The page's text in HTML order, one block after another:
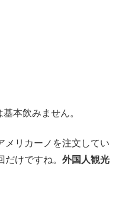
本飲みません。
メリカーノを注文してい
けですね。 外国人観光